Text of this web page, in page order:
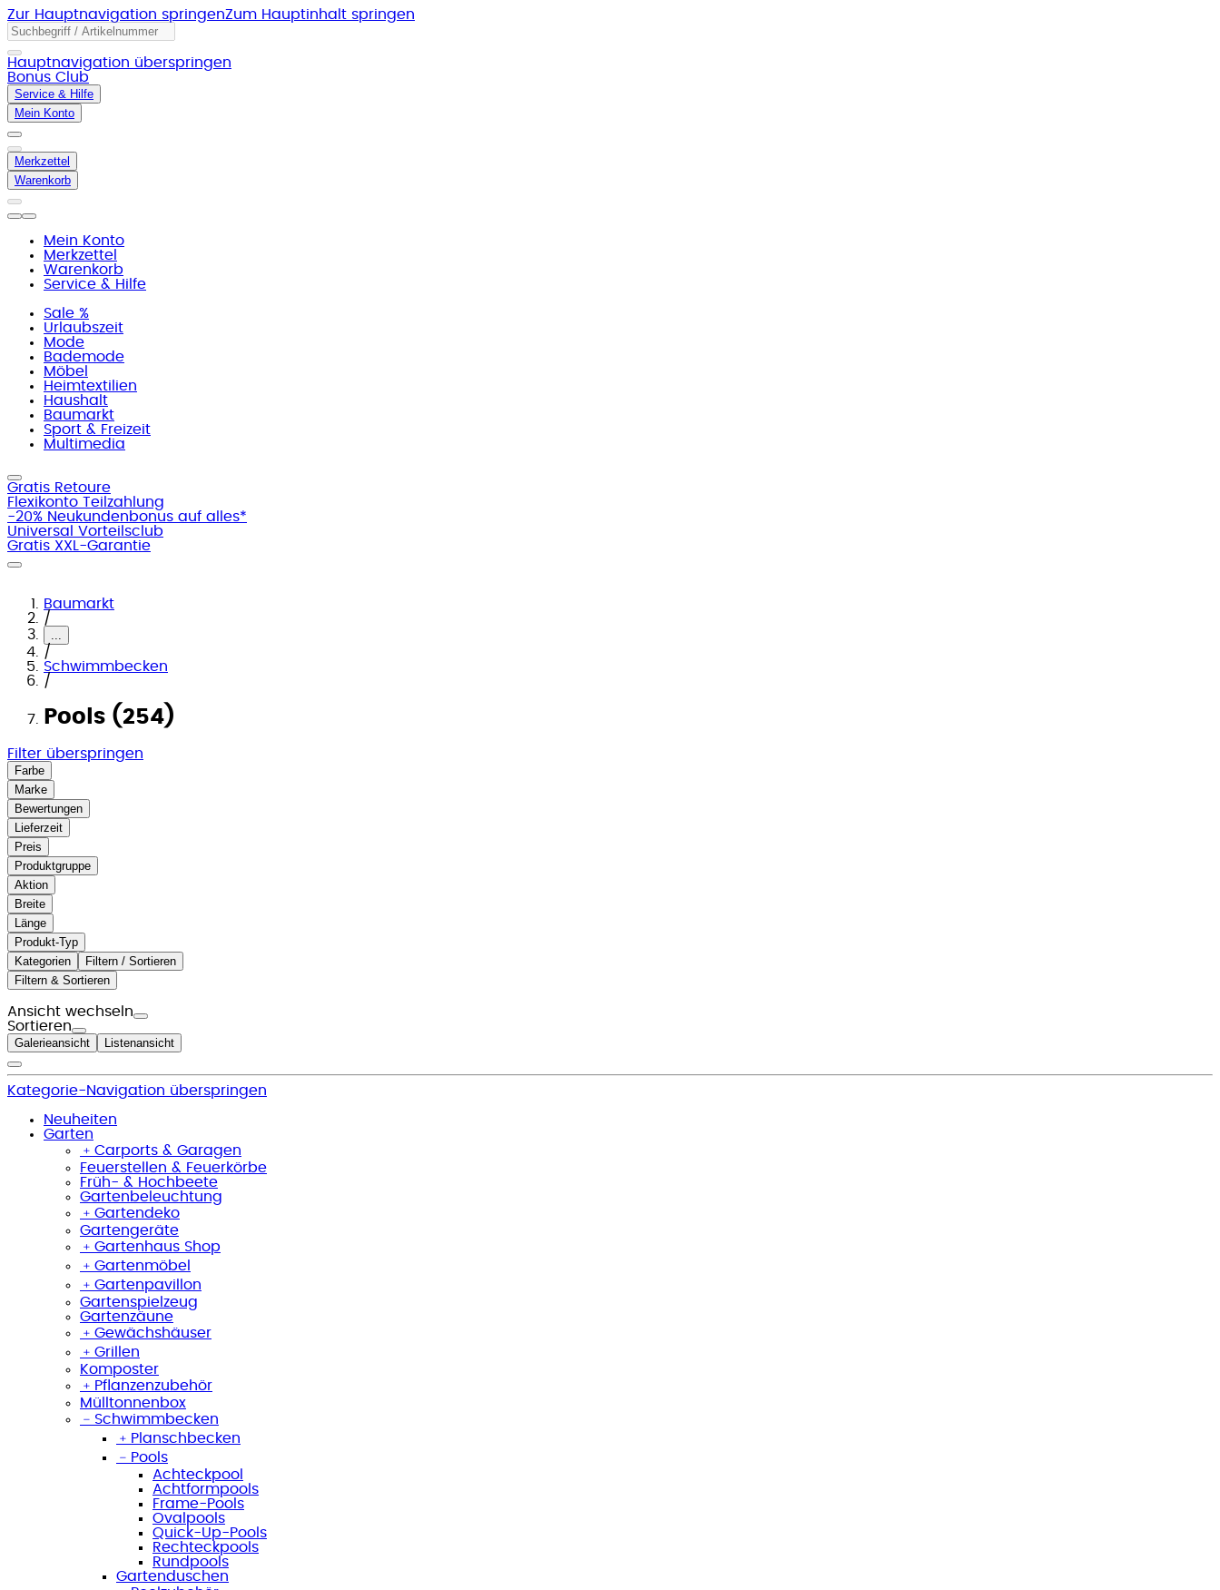
Zur Hauptnavigation springenZum Hauptinhalt springen
Hauptnavigation überspringen
Bonus Club
Service & Hilfe
Mein Konto
Merkzettel
Warenkorb
Mein Konto
Merkzettel
Warenkorb
Service & Hilfe
Sale %
Urlaubszeit
Mode
Bademode
Möbel
Heimtextilien
Haushalt
Baumarkt
Sport & Freizeit
Multimedia
Gratis Retoure
Flexikonto Teilzahlung
-20% Neukundenbonus auf alles*
Universal Vorteilsclub
Gratis XXL-Garantie
Baumarkt
/
...
/
Schwimmbecken
/
Pools (254)
Filter überspringen
Farbe
Marke
Bewertungen
Lieferzeit
Preis
Produktgruppe
Aktion
Breite
Länge
Produkt-Typ
Kategorien
Filtern / Sortieren
Filtern & Sortieren
Ansicht wechseln
Sortieren
Galerieansicht Listenansicht
Kategorie-Navigation überspringen
Neuheiten
Garten
﹢ Carports & Garagen
Feuerstellen & Feuerkörbe
Früh- & Hochbeete
Gartenbeleuchtung
﹢ Gartendeko
Gartengeräte
﹢ Gartenhaus Shop
﹢ Gartenmöbel
﹢ Gartenpavillon
Gartenspielzeug
Gartenzäune
﹢ Gewächshäuser
﹢ Grillen
Komposter
﹢ Pflanzenzubehör
Mülltonnenbox
﹣ Schwimmbecken
﹢ Planschbecken
﹣ Pools
Achteckpool
Achtformpools
Frame-Pools
Ovalpools
Quick-Up-Pools
Rechteckpools
Rundpools
Gartenduschen